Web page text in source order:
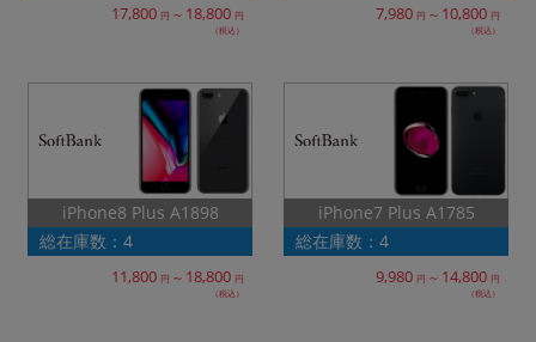
17,800 円 ～ 18,800 円
（税込）
7,980 円 ～ 10,800 円
（税込）
iPhone8 Plus A1898
総在庫数：4
11,800 円 ～ 18,800 円
（税込）
iPhone7 Plus A1785
総在庫数：4
9,980 円 ～ 14,800 円
（税込）